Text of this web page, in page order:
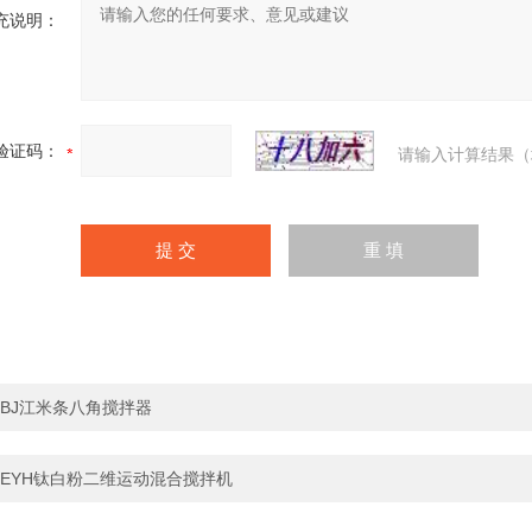
说明：
证码： 请输入计算结果
BJ江米条八角搅拌器
EYH钛白粉二维运动混合搅拌机